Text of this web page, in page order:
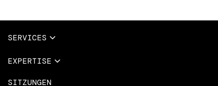
SERVICES
Vollständige Dienstleistungen
EXPERTISE
Übersicht
SITZUNGEN